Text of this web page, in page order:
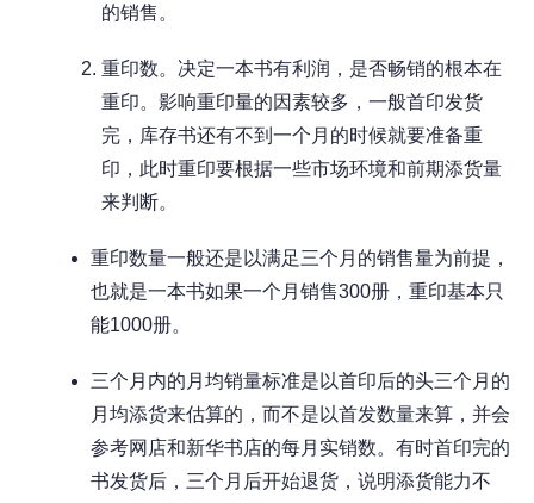
的销售。
重印数。决定一本书有利润，是否畅销的根本在
重印。影响重印量的因素较多，一般首印发货
完，库存书还有不到一个月的时候就要准备重
印，此时重印要根据一些市场环境和前期添货量
来判断。
重印数量一般还是以满足三个月的销售量为前提，
也就是一本书如果一个月销售300册，重印基本只
能1000册。
三个月内的月均销量标准是以首印后的头三个月的
月均添货来估算的，而不是以首发数量来算，并会
参考网店和新华书店的每月实销数。有时首印完的
书发货后，三个月后开始退货，说明添货能力不